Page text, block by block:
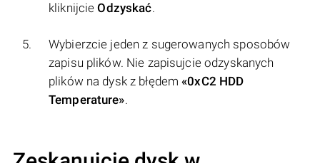
kliknijcieOdzyskać.
Wybierzcie jeden z sugerowanych sposobów
zapisu plików. Nie zapisujcie odzyskanych
plików na dysk z błędem«0xC2 HDD
Temperature».